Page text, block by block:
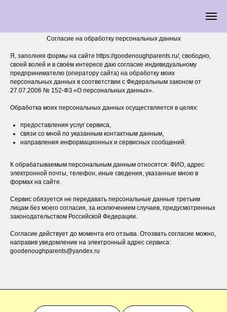
Согласие на обработку персональных данных
Я, заполняя формы на сайте https://goodenoughparents.ru/, свободно,
своей волей и в своём интересе даю согласие индивидуальному
предпринимателю (оператору сайта) на обработку моих
персональных данных в соответствии с Федеральным законом от
27.07.2006 № 152-ФЗ «О персональных данных».
Обработка моих персональных данных осуществляется в целях:
предоставления услуг сервиса,
связи со мной по указанным контактным данным,
направления информационных и сервисных сообщений.
К обрабатываемым персональным данным относятся: ФИО, адрес
электронной почты, телефон, иные сведения, указанные мною в
формах на сайте.
Сервис обязуется не передавать персональные данные третьим
лицам без моего согласия, за исключением случаев, предусмотренных
законодательством Российской Федерации.
Согласие действует до момента его отзыва. Отозвать согласие можно,
направив уведомление на электронный адрес сервиса:
goodenoughparents@yandex.ru